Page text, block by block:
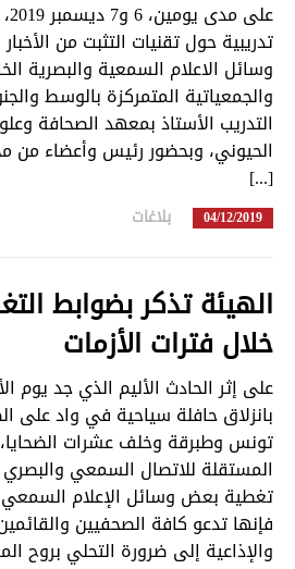
تدريبية حول تقنيات التثبت من
وسائل الاعلام السمعية والبصرية
والجمعياتية المتمركزة بالوسط
التدريب الأستاذ بمعهد الصحافة
الحيوني، وبحضور رئيس وأعضاء من
[...]
04/12/2019 بلاغات
الهيئة تذكر بضوابط
خلال فترات الأزمات
بانزلاق حافلة سياحية في واد على
تونس وطبرقة وخلف عشرات الضحايا،
المستقلة للاتصال السمعي والبصري
تغطية بعض وسائل الإعلام السمعي
فإنها تدعو كافة الصحفيين
والإذاعية إلى ضرورة التحلي بروح